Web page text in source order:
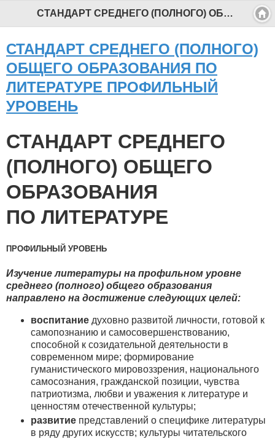
СТАНДАРТ СРЕДНЕГО (ПОЛНОГО) ОБЩЕГО ОБРАЗОВАНИЯ ПО ЛИТЕРАТУРЕ ПРОФИЛЬНЫЙ УРОВЕНЬ - Профессиональный педагог
СТАНДАРТ СРЕДНЕГО (ПОЛНОГО)
ОБЩЕГО ОБРАЗОВАНИЯ ПО
ЛИТЕРАТУРЕ ПРОФИЛЬНЫЙ
УРОВЕНЬ
СТАНДАРТ СРЕДНЕГО
(ПОЛНОГО) ОБЩЕГО
ОБРАЗОВАНИЯ
ПО ЛИТЕРАТУРЕ
ПРОФИЛЬНЫЙ УРОВЕНЬ
Изучение литературы на профильном уровне
среднего (полного) общего образования
направлено на достижение следующих целей:
воспитание духовно развитой личности, готовой к
самопознанию и самосовершенствованию,
способной к созидательной деятельности в
современном мире; формирование
гуманистического мировоззрения, национального
самосознания, гражданской позиции, чувства
патриотизма, любви и уважения к литературе и
ценностям отечественной культуры;
развитие представлений о специфике литературы
в ряду других искусств; культуры читательского